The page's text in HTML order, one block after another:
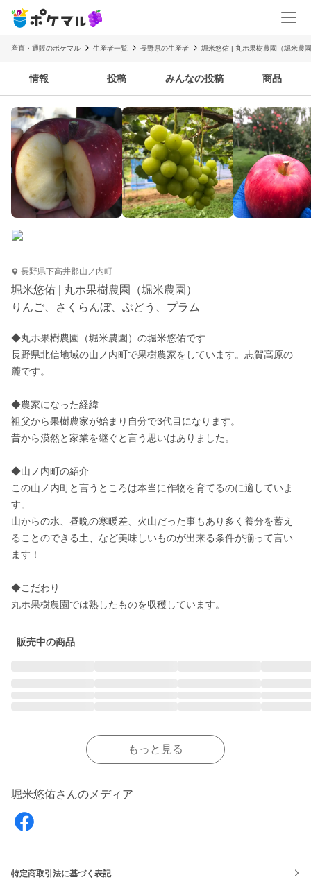
産直・通販のポケマル 生産者一覧 長野県の生産者 堀米悠佑 | 丸ホ果樹農園（堀米農
情報 投稿 みんなの投稿 商品
長野県下高井郡山ノ内町
堀米悠佑 | 丸ホ果樹農園（堀米農園）
りんご、さくらんぼ、ぶどう、プラム
◆丸ホ果樹農園（堀米農園）の堀米悠佑です
長野県北信地域の山ノ内町で果樹農家をしています。志賀高原の
麓です。
◆農家になった経緯
祖父から果樹農家が始まり自分で3代目になります。
昔から漠然と家業を継ぐと言う思いはありました。
◆山ノ内町の紹介
この山ノ内町と言うところは本当に作物を育てるのに適していま
す。
山からの水、昼晩の寒暖差、火山だった事もあり多く養分を蓄え
ることのできる土、など美味しいものが出来る条件が揃って言い
ます！
◆こだわり
丸ホ果樹農園では熟したものを収穫しています。
販売中の商品
もっと見る
堀米悠佑さんのメディア
特定商取引法に基づく表記